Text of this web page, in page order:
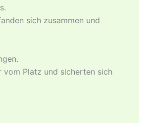
sich zusammen und
vom Platz und sicherten sich